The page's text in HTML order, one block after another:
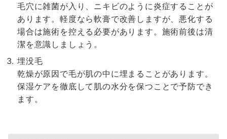
毛穴に雑菌が入り、ニキビのように炎症することが
あります。軽度なら軟膏で改善しますが、悪化する
場合は施術を控える必要があります。施術前後は清
潔を意識しましょう。
埋没毛
乾燥が原因で毛が肌の中に埋まることがあります。
保湿ケアを徹底して肌の水分を保つことで予防でき
ます。